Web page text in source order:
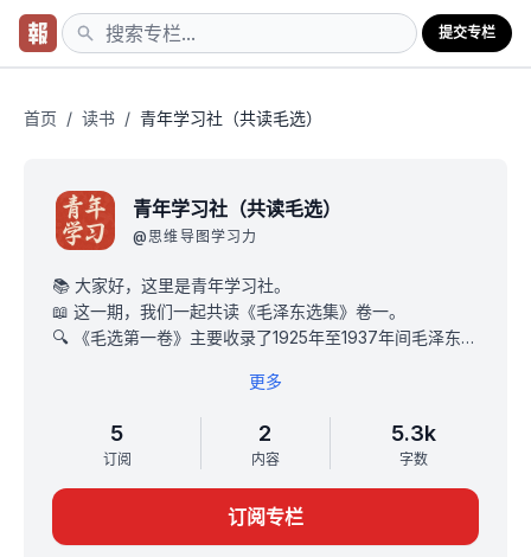
提交专栏
首页 / 读书 / 青年学习社（共读毛选）
青年学习社（共读毛选）
@思维导图学习力
📚 大家好，这里是青年学习社。
📖 这一期，我们一起共读《毛泽东选集》卷一。
🔍 《毛选第一卷》主要收录了1925年至1937年间毛泽东的
理解毛泽东思想及其在中国革命中作用的关键资料。
💡 我们共读《毛选》的意义在于，旨在了解历史、理解思
想、认知战略，更重要的是，《毛选》还是解决我们实际
生活的利器。
📝 本专栏摘录了青年学习社成员的心得体会。
🤔 让我们带着思考，共同学习、领悟毛主席的智慧，并将
所学成果运用到生活实际。
更多
5
订阅
2
内容
5.3k
字数
订阅专栏